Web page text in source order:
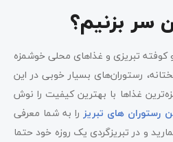
سر بزنیم؟
کوفته تبریزی و غذاهای محلی خوشمزه
رستوران‌های بسیار خوبی در این
غذاها با بهترین کیفیت را نوش
رستوران‌ های تبریزرا به شما معرفی
و در تبریزگردی یک روزه خود حتما